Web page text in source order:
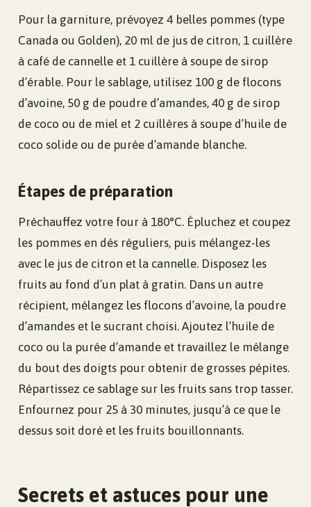
Pour la garniture, prévoyez 4 belles pommes (type
Canada ou Golden), 20 ml de jus de citron, 1 cuillère
à café de cannelle et 1 cuillère à soupe de sirop
d’érable. Pour le sablage, utilisez 100 g de flocons
d’avoine, 50 g de poudre d’amandes, 40 g de sirop
de coco ou de miel et 2 cuillères à soupe d’huile de
coco solide ou de purée d’amande blanche.
Étapes de préparation
Préchauffez votre four à 180°C. Épluchez et coupez
les pommes en dés réguliers, puis mélangez-les
avec le jus de citron et la cannelle. Disposez les
fruits au fond d’un plat à gratin. Dans un autre
récipient, mélangez les flocons d’avoine, la poudre
d’amandes et le sucrant choisi. Ajoutez l’huile de
coco ou la purée d’amande et travaillez le mélange
du bout des doigts pour obtenir de grosses pépites.
Répartissez ce sablage sur les fruits sans trop tasser.
Enfournez pour 25 à 30 minutes, jusqu’à ce que le
dessus soit doré et les fruits bouillonnants.
Secrets et astuces pour une